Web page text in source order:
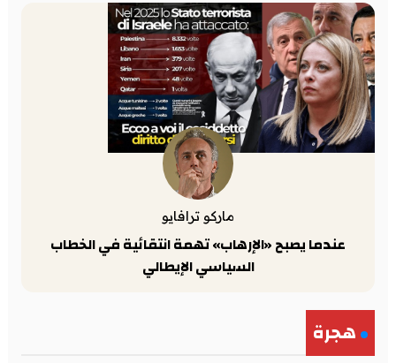
ماركو ترافايو
عندما يصبح «الإرهاب» تهمة انتقائية في الخطاب
السياسي الإيطالي
هجرة